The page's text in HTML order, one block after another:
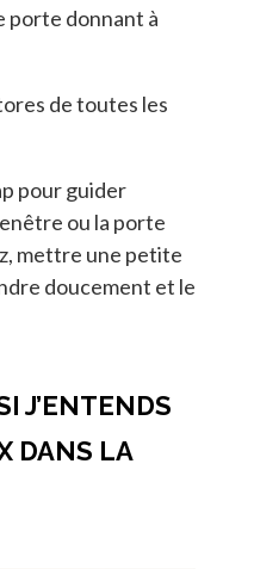
porte donnant à
de toutes les
pour guider
ou la porte
mettre une petite
doucement et le
J’ENTENDS
DANS LA